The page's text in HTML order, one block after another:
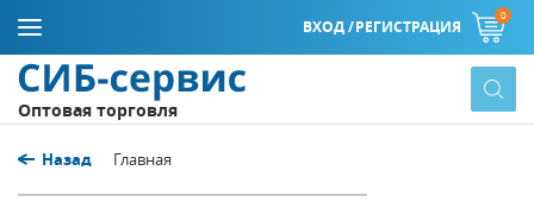
ВХОД /РЕГИСТРАЦИЯ
0
Оптовая торговля
Назад Главная